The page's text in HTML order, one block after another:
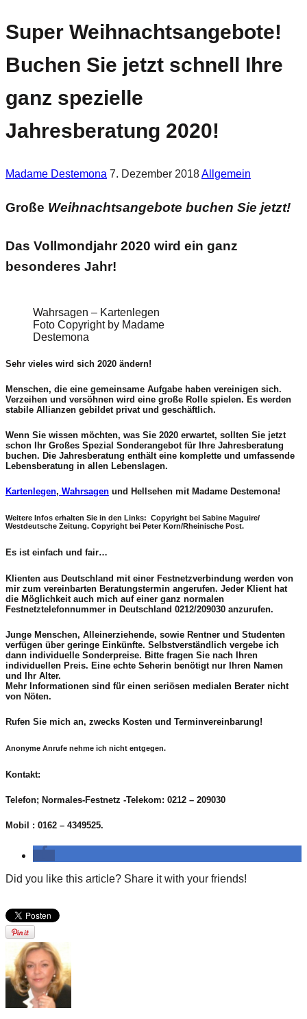
Super Weihnachtsangebote!
Buchen Sie jetzt schnell Ihre
ganz spezielle
Jahresberatung 2020!
Madame Destemona 7. Dezember 2018Allgemein
Große Weihnachtsangebote buchen Sie jetzt!
Das Vollmondjahr 2020 wird ein ganz
besonderes Jahr!
Wahrsagen – Kartenlegen
Foto Copyright by Madame
Destemona
Sehr vieles wird sich 2020 ändern!
Menschen, die eine gemeinsame Aufgabe haben vereinigen sich.
Verzeihen und versöhnen wird eine große Rolle spielen. Es werden
stabile Allianzen gebildet privat und geschäftlich.
Wenn Sie wissen möchten, was Sie 2020 erwartet, sollten Sie jetzt
schon Ihr Großes Spezial Sonderangebot für Ihre Jahresberatung
buchen. Die Jahresberatung enthält eine komplette und umfassende
Lebensberatung in allen Lebenslagen.
Kartenlegen, Wahrsagen und Hellsehen mit Madame Destemona!
Weitere Infos erhalten Sie in den Links: Copyright bei Sabine Maguire/
Westdeutsche Zeitung. Copyright bei Peter Korn/Rheinische Post.
Es ist einfach und fair…
Klienten aus Deutschland mit einer Festnetzverbindung werden von
mir zum vereinbarten Beratungstermin angerufen. Jeder Klient hat
die Möglichkeit auch mich auf einer ganz normalen
Festnetztelefonnummer in Deutschland 0212/209030 anzurufen.
Junge Menschen, Alleinerziehende, sowie Rentner und Studenten
verfügen über geringe Einkünfte. Selbstverständlich vergebe ich
dann individuelle Sonderpreise. Bitte fragen Sie nach Ihren
individuellen Preis. Eine echte Seherin benötigt nur Ihren Namen
und Ihr Alter.
Mehr Informationen sind für einen seriösen medialen Berater nicht
von Nöten.
Rufen Sie mich an, zwecks Kosten und Terminvereinbarung!
Anonyme Anrufe nehme ich nicht entgegen.
Kontakt:
Telefon; Normales-Festnetz -Telekom: 0212 – 209030
Mobil : 0162 – 4349525.
Did you like this article? Share it with your friends!